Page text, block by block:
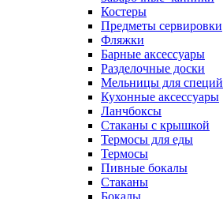
Костеры
Предметы сервировки
Фляжки
Барные аксессуары
Разделочные доски
Мельницы для специй
Кухонные аксессуары
Ланчбоксы
Стаканы с крышкой
Термосы для еды
Термосы
Пивные бокалы
Стаканы
Бокалы